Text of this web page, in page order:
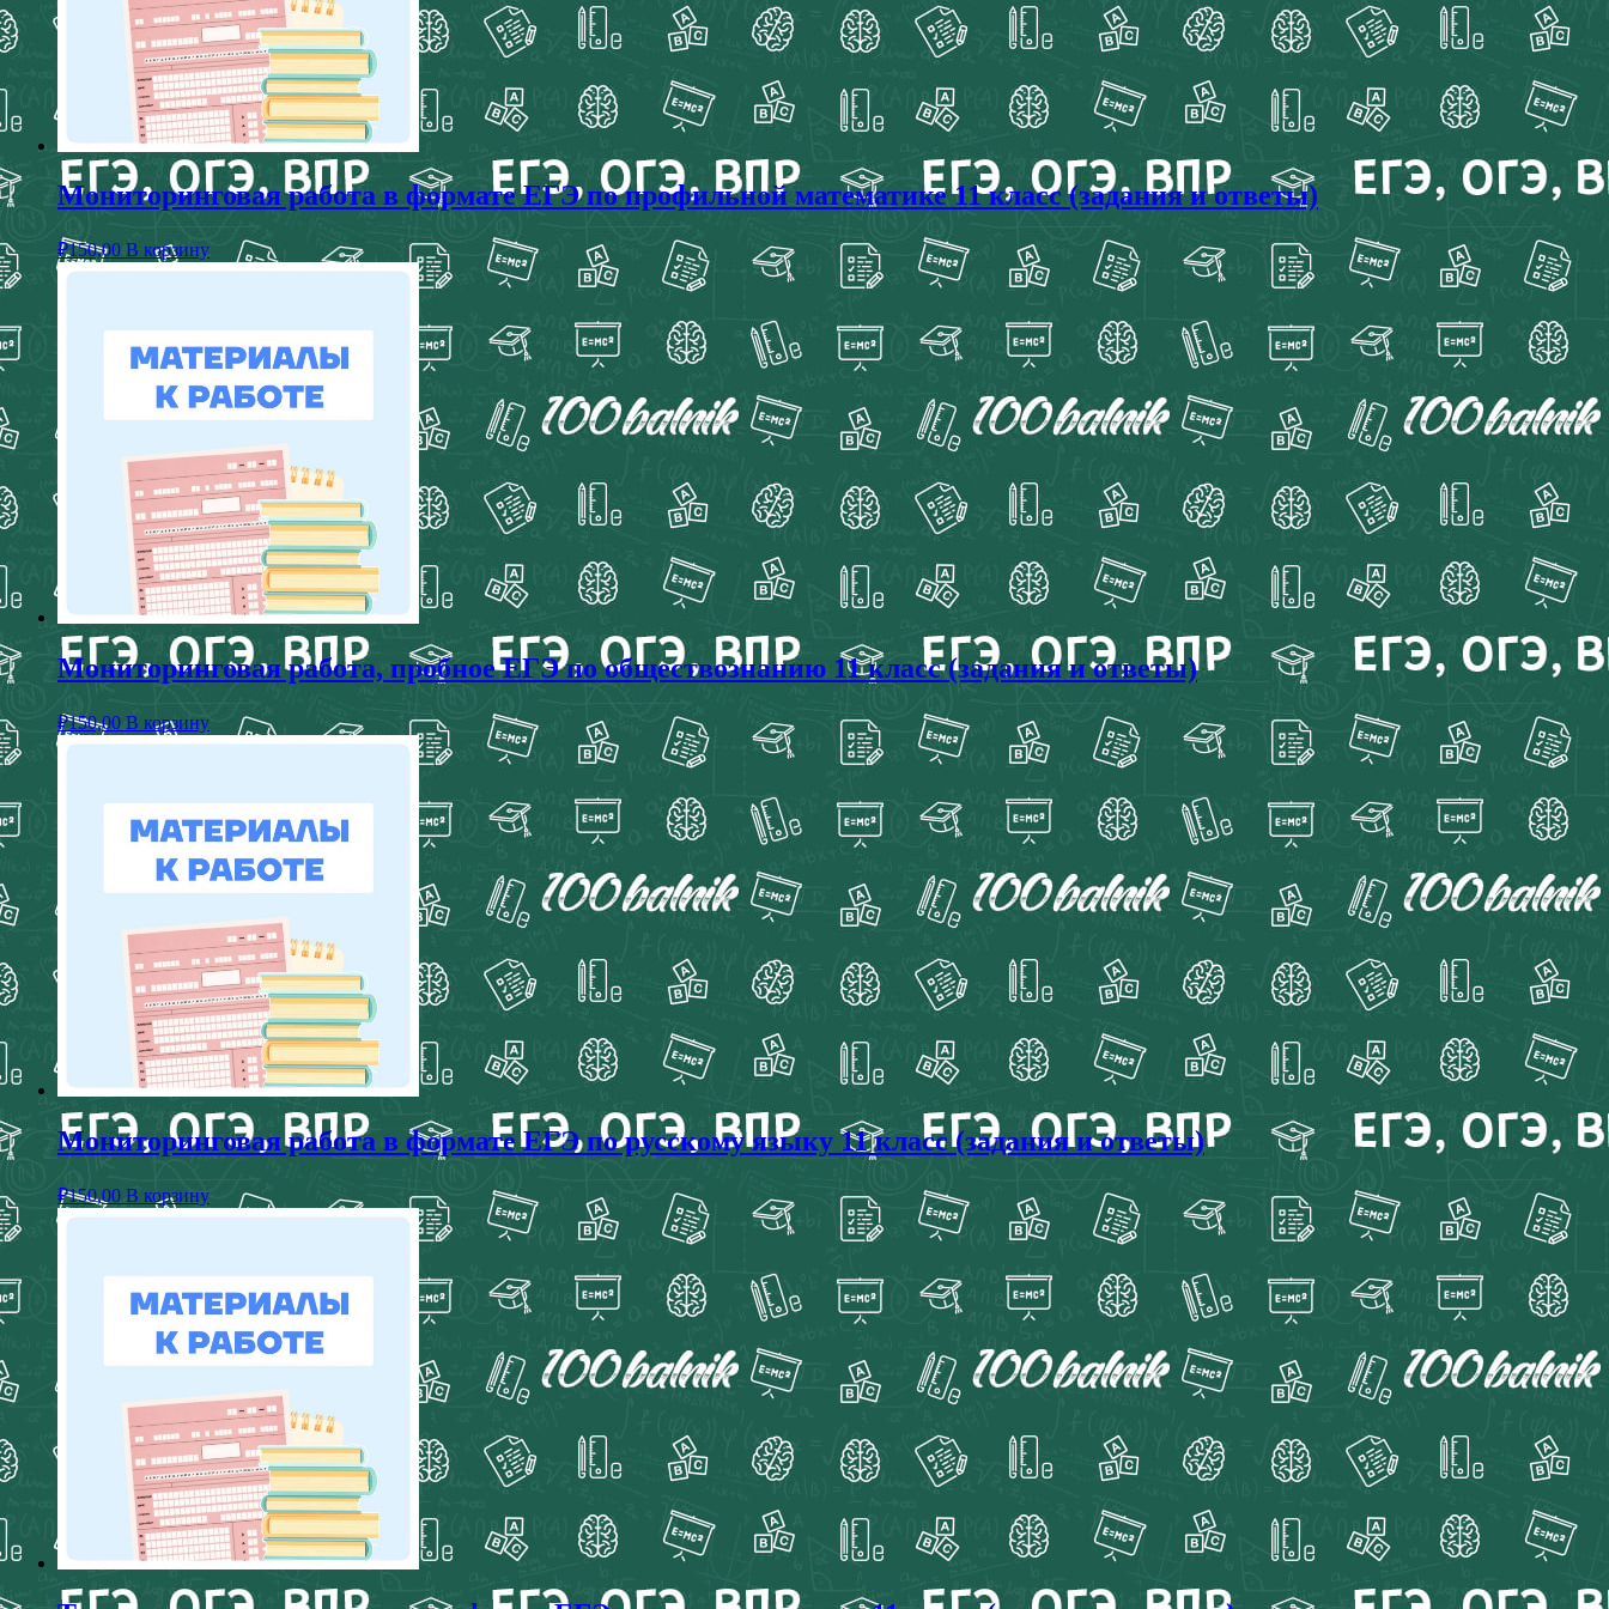
Мониторинговая работа в формате ЕГЭ по профильной математике 11 класс (задания и ответы)
₽150,00 В корзину
Мониторинговая работа, пробное ЕГЭ по обществознанию 11 класс (задания и ответы)
₽150,00 В корзину
Мониторинговая работа в формате ЕГЭ по русскому языку 11 класс (задания и ответы)
₽150,00 В корзину